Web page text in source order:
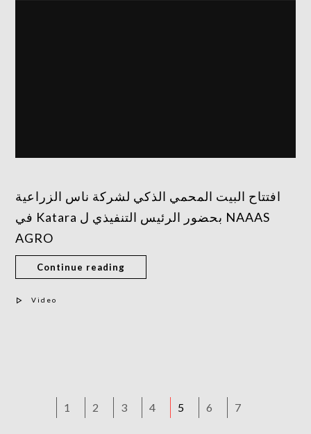
افتتاح البيت المحمي الذكي لشركة ناس الزراعية
في Katara بحضور الرئيس التنفيذي ل NAAAS
AGRO
Continue reading
Video
1 2 3 4 5 6 7